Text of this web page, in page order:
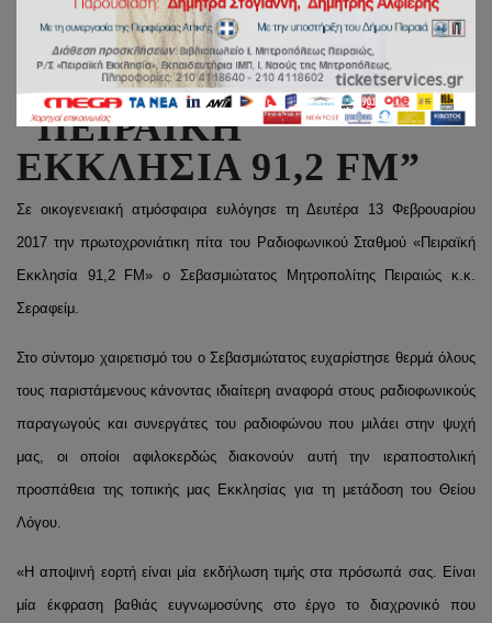
Η κοπή βασιλόπιτας του
ραδιοφωνικού σταθμού
“ΠΕΙΡΑΪΚΗ
ΕΚΚΛΗΣΙΑ 91,2 FM”
Σε οικογενειακή ατμόσφαιρα ευλόγησε τη Δευτέρα 13 Φεβρουαρίου
2017 την πρωτοχρονιάτικη πίτα του Ραδιοφωνικού Σταθμού «Πειραϊκή
Εκκλησία 91,2 FM» ο Σεβασμιώτατος Μητροπολίτης Πειραιώς κ.κ.
Σεραφείμ.
Στο σύντομο χαιρετισμό του ο Σεβασμιώτατος ευχαρίστησε θερμά όλους
τους παριστάμενους κάνοντας ιδιαίτερη αναφορά στους ραδιοφωνικούς
παραγωγούς και συνεργάτες του ραδιοφώνου που μιλάει στην ψυχή
μας, οι οποίοι αφιλοκερδώς διακονούν αυτή την ιεραποστολική
προσπάθεια της τοπικής μας Εκκλησίας για τη μετάδοση του Θείου
Λόγου.
«Η αποψινή εορτή είναι μία εκδήλωση τιμής στα πρόσωπά σας. Είναι
μία έκφραση βαθιάς ευγνωμοσύνης στο έργο το διαχρονικό που